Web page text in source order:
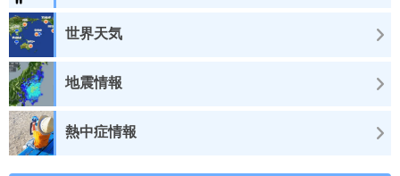
世界天気
地震情報
熱中症情報